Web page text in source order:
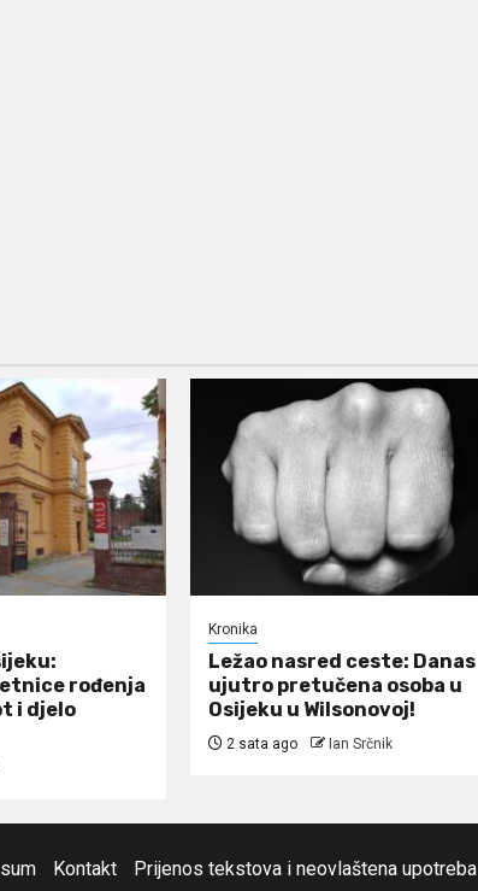
rođenja
i djelo
Kronika
Ležao nasred ceste: Danas
ujutro pretučena osoba u
Osijeku u Wilsonovoj!
2 sata ago Ian Srčnik
Kontakt Prijenos tekstova i neovlaštena upotreba